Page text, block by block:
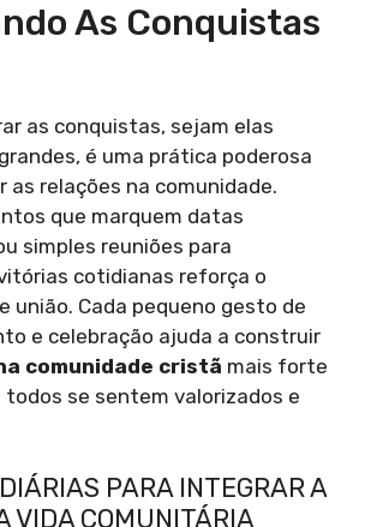
As Conquistas
as conquistas, sejam elas
é uma prática poderosa
as relações na comunidade.
que marquem datas
simples reuniões para
cotidianas reforça o
união. Cada pequeno gesto de
e celebração ajuda a construir
comunidade cristã mais forte
todos se sentem valorizados e
PARA INTEGRAR A
VIDA COMUNITÁRIA